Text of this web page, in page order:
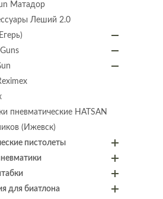
Матадор
Леший 2.0
пневматические HATSAN
(Ижевск)
пистолеты
для биатлона